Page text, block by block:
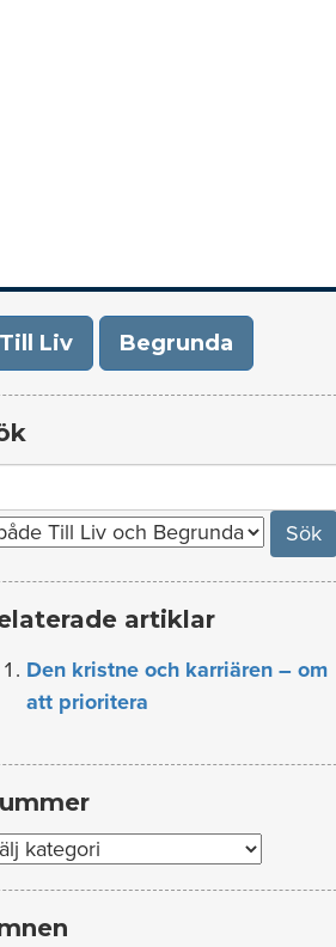
Till Liv Begrunda
artiklar
Den kristne och karriären – om
att prioritera